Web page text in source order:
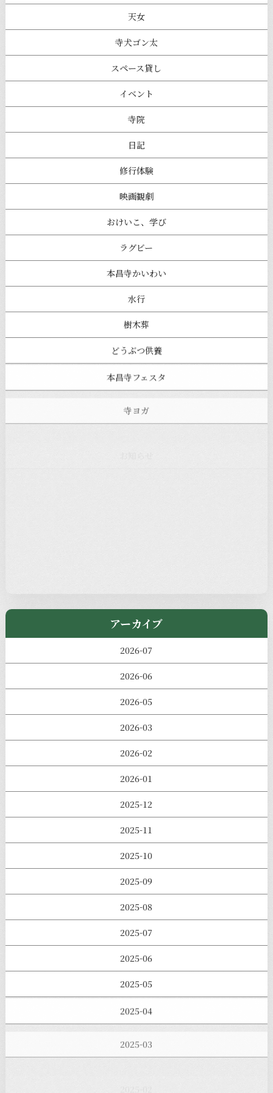
天女
寺犬ゴン太
スペース貸し
イベント
寺院
日記
修行体験
映画観劇
おけいこ、学び
ラグビー
本昌寺かいわい
水行
樹木葬
どうぶつ供養
本昌寺フェスタ
お知らせ
アーカイブ
2026-07
2026-06
2026-05
2026-03
2026-02
2026-01
2025-12
2025-11
2025-10
2025-09
2025-08
2025-07
2025-06
2025-05
2025-04
2025-02